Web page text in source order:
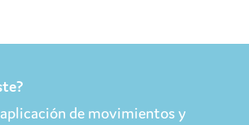
de movimientos y